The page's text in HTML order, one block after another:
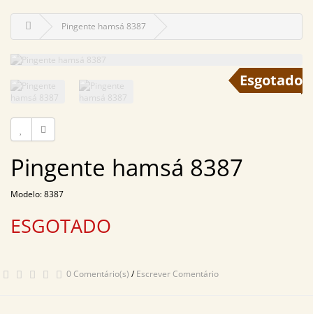
Pingente hamsá 8387
Pingente hamsá 8387
Modelo: 8387
ESGOTADO
0 Comentário(s) /Escrever Comentário